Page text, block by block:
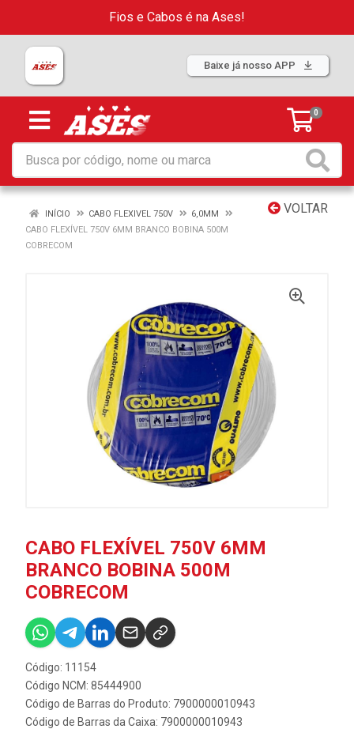
Fios e Cabos é na Ases!
Baixe já nosso APP
0
VOLTAR
INÍCIO CABO FLEXIVEL 750V
6,0MM
CABO FLEXÍVEL 750V 6MM BRANCO BOBINA 500M
COBRECOM
CABO FLEXÍVEL 750V 6MM
BRANCO BOBINA 500M
COBRECOM
Código: 11154
Código NCM: 85444900
Código de Barras do Produto: 7900000010943
Código de Barras da Caixa: 7900000010943